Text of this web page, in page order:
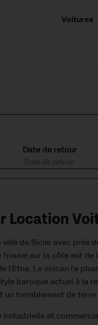
Voitures
Date de retour
Location
ville de Sicile avec près
trouve sur la côte est
l’Etna. Le volcan l’a
baroque actuel à la
un tremblement de terre
industrielle et